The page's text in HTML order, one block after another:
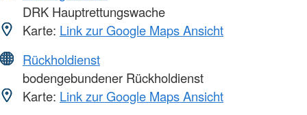
DRK Hauptrettungswache
Karte: Link zur Google Maps Ansicht
Rückholdienst
bodengebundener Rückholdienst
Karte: Link zur Google Maps Ansicht